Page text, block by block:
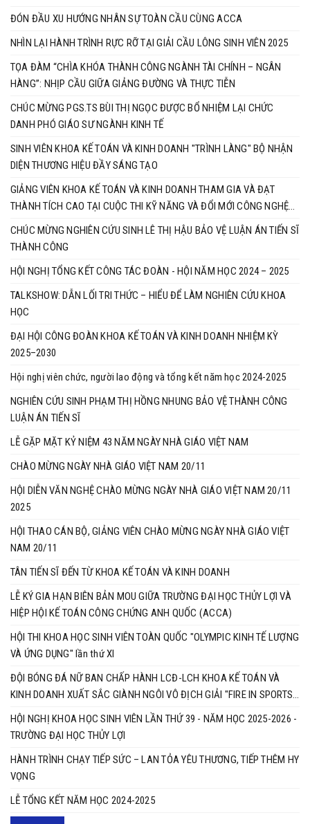
ĐÓN ĐẦU XU HƯỚNG NHÂN SỰ TOÀN CẦU CÙNG ACCA
NHÌN LẠI HÀNH TRÌNH RỰC RỠ TẠI GIẢI CẦU LÔNG SINH VIÊN 2025
TỌA ĐÀM “CHÌA KHÓA THÀNH CÔNG NGÀNH TÀI CHÍNH – NGÂN
HÀNG”: NHỊP CẦU GIỮA GIẢNG ĐƯỜNG VÀ THỰC TIỄN
CHÚC MỪNG PGS.TS BÙI THỊ NGỌC ĐƯỢC BỔ NHIỆM LẠI CHỨC
DANH PHÓ GIÁO SƯ NGÀNH KINH TẾ
SINH VIÊN KHOA KẾ TOÁN VÀ KINH DOANH "TRÌNH LÀNG" BỘ NHẬN
DIỆN THƯƠNG HIỆU ĐẦY SÁNG TẠO
GIẢNG VIÊN KHOA KẾ TOÁN VÀ KINH DOANH THAM GIA VÀ ĐẠT
THÀNH TÍCH CAO TẠI CUỘC THI KỸ NĂNG VÀ ĐỔI MỚI CÔNG NGHỆ
BRICS 2025
CHÚC MỪNG NGHIÊN CỨU SINH LÊ THỊ HẬU BẢO VỆ LUẬN ÁN TIẾN SĨ
THÀNH CÔNG
HỘI NGHỊ TỔNG KẾT CÔNG TÁC ĐOÀN - HỘI NĂM HỌC 2024 – 2025
TALKSHOW: DẪN LỐI TRI THỨC – HIỂU ĐỂ LÀM NGHIÊN CỨU KHOA
HỌC
ĐẠI HỘI CÔNG ĐOÀN KHOA KẾ TOÁN VÀ KINH DOANH NHIỆM KỲ
2025–2030
Hội nghị viên chức, người lao động và tổng kết năm học 2024-2025
NGHIÊN CỨU SINH PHẠM THỊ HỒNG NHUNG BẢO VỆ THÀNH CÔNG
LUẬN ÁN TIẾN SĨ
LỄ GẶP MẶT KỶ NIỆM 43 NĂM NGÀY NHÀ GIÁO VIỆT NAM
CHÀO MỪNG NGÀY NHÀ GIÁO VIỆT NAM 20/11
HỘI DIỄN VĂN NGHỆ CHÀO MỪNG NGÀY NHÀ GIÁO VIỆT NAM 20/11
2025
HỘI THAO CÁN BỘ, GIẢNG VIÊN CHÀO MỪNG NGÀY NHÀ GIÁO VIỆT
NAM 20/11
TÂN TIẾN SĨ ĐẾN TỪ KHOA KẾ TOÁN VÀ KINH DOANH
LỄ KÝ GIA HẠN BIÊN BẢN MOU GIỮA TRƯỜNG ĐẠI HỌC THỦY LỢI VÀ
HIỆP HỘI KẾ TOÁN CÔNG CHỨNG ANH QUỐC (ACCA)
HỘI THI KHOA HỌC SINH VIÊN TOÀN QUỐC "OLYMPIC KINH TẾ LƯỢNG
VÀ ỨNG DỤNG" lần thứ XI
ĐỘI BÓNG ĐÁ NỮ BAN CHẤP HÀNH LCĐ-LCH KHOA KẾ TOÁN VÀ
KINH DOANH XUẤT SẮC GIÀNH NGÔI VÔ ĐỊCH GIẢI "FIRE IN SPORTS
2025"
HỘI NGHỊ KHOA HỌC SINH VIÊN LẦN THỨ 39 - NĂM HỌC 2025-2026 -
TRƯỜNG ĐẠI HỌC THỦY LỢI ​​​​​​​
HÀNH TRÌNH CHẠY TIẾP SỨC – LAN TỎA YÊU THƯƠNG, TIẾP THÊM HY
VỌNG
LỄ TỔNG KẾT NĂM HỌC 2024-2025